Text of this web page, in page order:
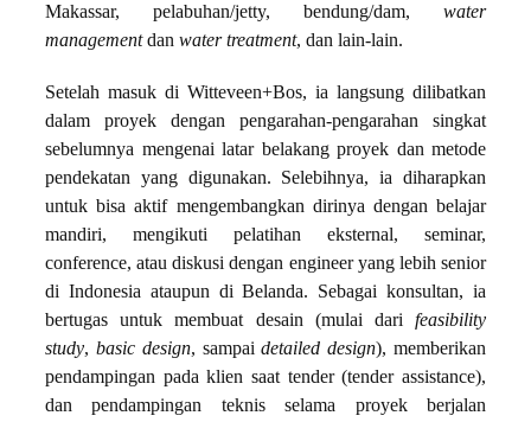
Makassar, pelabuhan/jetty, bendung/dam, water
managementdan water treatment, dan lain-lain.
Setelah masuk di Witteveen+Bos, ia langsung dilibatkan
dalam proyek dengan pengarahan-pengarahan singkat
sebelumnya mengenai latar belakang proyek dan metode
pendekatan yang digunakan. Selebihnya, ia diharapkan
untuk bisa aktif mengembangkan dirinya dengan belajar
mandiri, mengikuti pelatihan eksternal, seminar,
conference, atau diskusi dengan engineer yang lebih senior
di Indonesia ataupun di Belanda. Sebagai konsultan, ia
bertugas untuk membuat desain (mulai dari feasibility
study, basic design, sampaidetailed design), memberikan
pendampingan pada klien saat tender (tender assistance),
dan pendampingan teknis selama proyek berjalan